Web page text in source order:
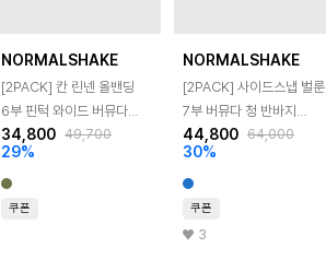
NORMALSHAKE
[2PACK] 칸 린넨 올밴딩
6부 핀턱 와이드 버뮤다
벌룬 반바지 4color
34,800 49,700
29%
쿠폰
NORMALSHAKE
[2PACK] 사이드스냅 벌룬
7부 버뮤다 청 반바지
3color
44,800 64,000
30%
쿠폰
3